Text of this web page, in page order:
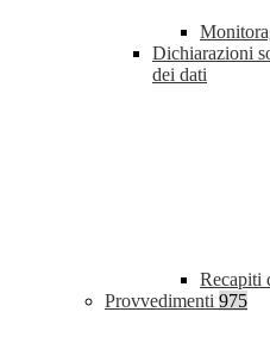
Dichiarazioni
dei dati
Recapiti
Provvedimenti 975